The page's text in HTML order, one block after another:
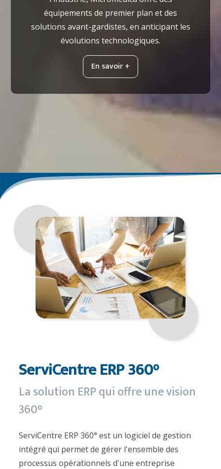
équipements de premier plan et des
solutions avant-gardistes, en anticipant les
évolutions technologiques.
En savoir +
ServiCentre ERP 360°
La solution ERP qui offre une vision
360°
ServiCentre ERP 360° est un logiciel de gestion
intégré qui permet de gérer l'ensemble des
processus opérationnels d'une entreprise